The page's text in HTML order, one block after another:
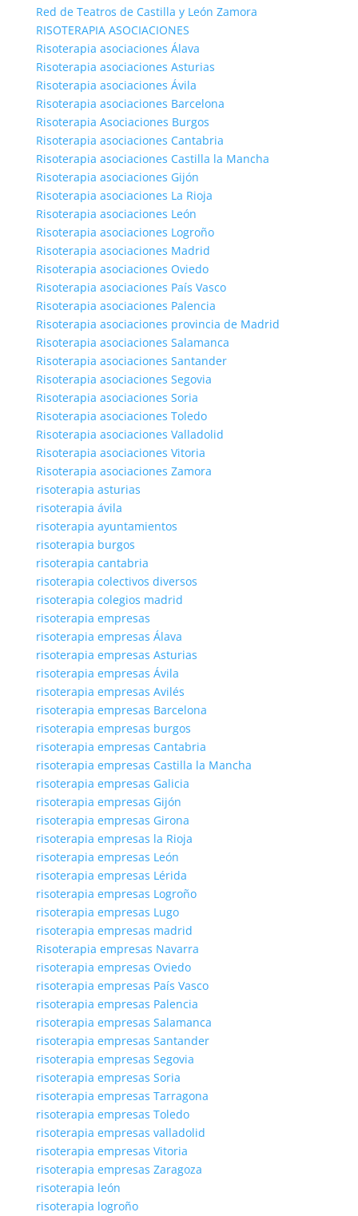
Red de Teatros de Castilla y León Zamora
RISOTERAPIA ASOCIACIONES
Risoterapia asociaciones Álava
Risoterapia asociaciones Asturias
Risoterapia asociaciones Ávila
Risoterapia asociaciones Barcelona
Risoterapia Asociaciones Burgos
Risoterapia asociaciones Cantabria
Risoterapia asociaciones Castilla la Mancha
Risoterapia asociaciones Gijón
Risoterapia asociaciones La Rioja
Risoterapia asociaciones León
Risoterapia asociaciones Logroño
Risoterapia asociaciones Madrid
Risoterapia asociaciones Oviedo
Risoterapia asociaciones País Vasco
Risoterapia asociaciones Palencia
Risoterapia asociaciones provincia de Madrid
Risoterapia asociaciones Salamanca
Risoterapia asociaciones Santander
Risoterapia asociaciones Segovia
Risoterapia asociaciones Soria
Risoterapia asociaciones Toledo
Risoterapia asociaciones Valladolid
Risoterapia asociaciones Vitoria
Risoterapia asociaciones Zamora
risoterapia asturias
risoterapia ávila
risoterapia ayuntamientos
risoterapia burgos
risoterapia cantabria
risoterapia colectivos diversos
risoterapia colegios madrid
risoterapia empresas
risoterapia empresas Álava
risoterapia empresas Asturias
risoterapia empresas Ávila
risoterapia empresas Avilés
risoterapia empresas Barcelona
risoterapia empresas burgos
risoterapia empresas Cantabria
risoterapia empresas Castilla la Mancha
risoterapia empresas Galicia
risoterapia empresas Gijón
risoterapia empresas Girona
risoterapia empresas la Rioja
risoterapia empresas León
risoterapia empresas Lérida
risoterapia empresas Logroño
risoterapia empresas Lugo
risoterapia empresas madrid
Risoterapia empresas Navarra
risoterapia empresas Oviedo
risoterapia empresas País Vasco
risoterapia empresas Palencia
risoterapia empresas Salamanca
risoterapia empresas Santander
risoterapia empresas Segovia
risoterapia empresas Soria
risoterapia empresas Tarragona
risoterapia empresas Toledo
risoterapia empresas valladolid
risoterapia empresas Vitoria
risoterapia empresas Zaragoza
risoterapia león
risoterapia logroño